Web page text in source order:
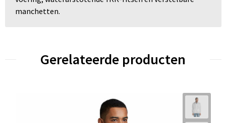
manchetten.
Gerelateerde producten